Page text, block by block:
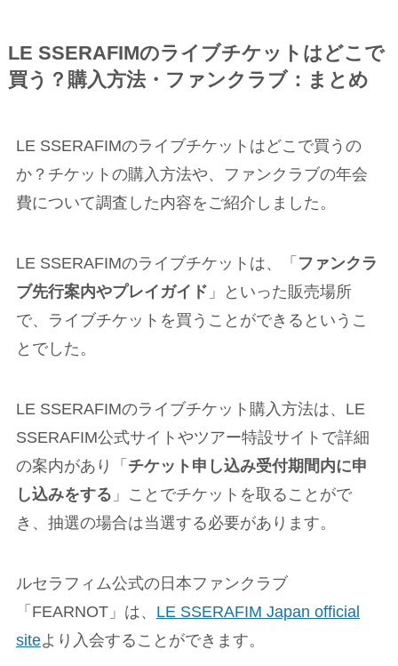
LE SSERAFIMのライブチケットはどこで
買う？購入方法・ファンクラブ：まとめ
LE SSERAFIMのライブチケットはどこで買うの
か？チケットの購入方法や、ファンクラブの年会
費について調査した内容をご紹介しました。
LE SSERAFIMのライブチケットは、「 ファンクラ
ブ先行案内やプレイガイド 」といった販売場所
で、ライブチケットを買うことができるというこ
とでした。
LE SSERAFIMのライブチケット購入方法は、LE
SSERAFIM公式サイトやツアー特設サイトで詳細
の案内があり「 チケット申し込み受付期間内に申
し込みをする 」ことでチケットを取ることがで
き、抽選の場合は当選する必要があります。
ルセラフィム公式の日本ファンクラブ
「FEARNOT」は、 LE SSERAFIM Japan official
siteより入会することができます。